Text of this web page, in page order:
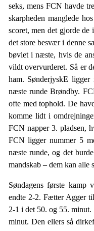
seks, mens FCN havde
skarpheden manglede
scoret, men det gjorde
det store besvær i denne
bøvlet i næste, hvis de
vildt overvurderet. Så er
ham. SønderjyskE
næste runde Brøndby.
ofte med tophold. De
komme lidt i
FCN napper 3. pladsen,
FCN ligger nummer 5
næste runde, og det
mandskab – dem kan alle
Søndagens første kamp
endte 2-2. Fætter Agger
2-1 i det 50. og 55.
minut. Den ellers så